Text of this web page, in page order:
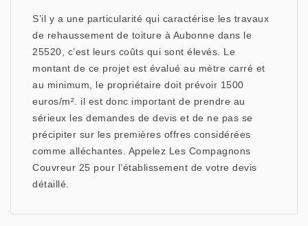
S’il y a une particularité qui caractérise les travaux
de rehaussement de toiture à Aubonne dans le
25520, c’est leurs coûts qui sont élevés. Le
montant de ce projet est évalué au mètre carré et
au minimum, le propriétaire doit prévoir 1500
euros/m². il est donc important de prendre au
sérieux les demandes de devis et de ne pas se
précipiter sur les premières offres considérées
comme alléchantes. Appelez Les Compagnons
Couvreur 25 pour l’établissement de votre devis
détaillé.